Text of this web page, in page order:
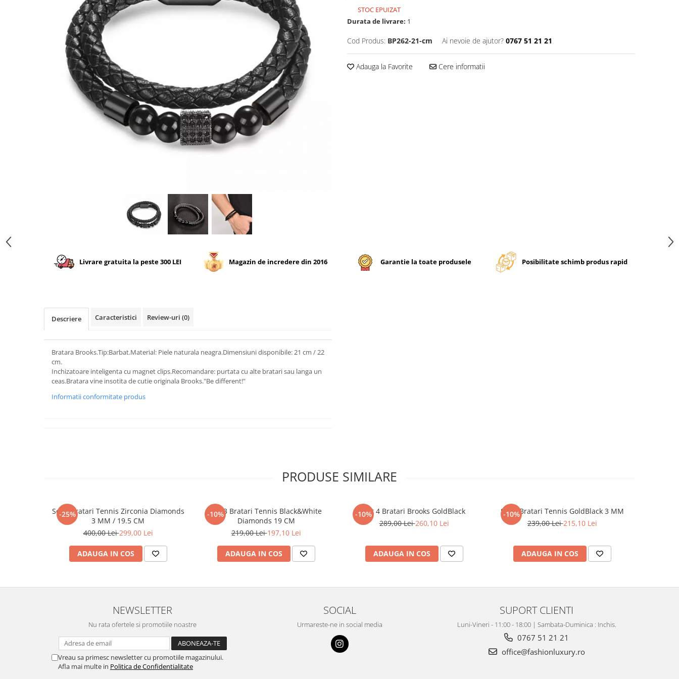
STOC EPUIZAT
Durata de livrare: 1
Cod Produs: BP262-21-cm Ai nevoie de ajutor? 0767 51 21 21
Adauga la Favorite Cere informatii
Livrare gratuita la peste 300 LEI Magazin de incredere din 2016 Garantie la toate produsele Posibilitate schimb produs rapid
Descriere Caracteristici Review-uri (0)
Bratara Brooks.Tip:Barbat.Material: Piele naturala neagra.Dimensiuni disponibile: 21 cm / 22
cm.
Inchizatoare inteligenta cu magnet clips.Recomandare: purtata cu alte bratari sau langa un
ceas.Bratara vine insotita de cutie originala Brooks."Be different!"
Informatii conformitate produs
PRODUSE SIMILARE
-25%
Set 5 Bratari Tennis Zirconia Diamonds
3 MM / 19.5 CM
400,00 Lei299,00 Lei
ADAUGA IN COS
-10%
Set 3 Bratari Tennis Black&White
Diamonds 19 CM
219,00 Lei197,10 Lei
ADAUGA IN COS
-10%Set 4 Bratari Brooks GoldBlack
289,00 Lei260,10 Lei
ADAUGA IN COS
-10%
Set 3 Bratari Tennis GoldBlack 3 MM
239,00 Lei215,10 Lei
ADAUGA IN COS
NEWSLETTER
Nu rata ofertele si promotiile noastre
Vreau sa primesc newsletter cu promotiile magazinului.
Afla mai multe in Politica de Confidentialitate
SOCIAL
Urmareste-ne in social media
SUPORT CLIENTI
Luni-Vineri - 11:00 - 18:00 | Sambata-Duminica : Inchis.
0767 51 21 21
office@fashionluxury.ro